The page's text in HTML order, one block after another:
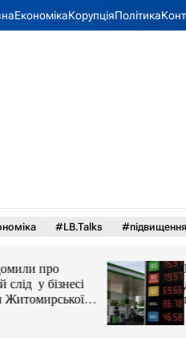
ЕкономікаКорупціяПолітика
#LB.Talks
про
у бізнесі
Костюшко
арештувати
В